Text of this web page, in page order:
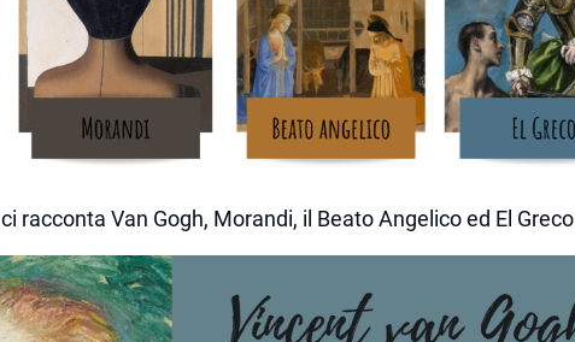
ci racconta Van Gogh, Morandi, il Beato Angelico ed El Greco